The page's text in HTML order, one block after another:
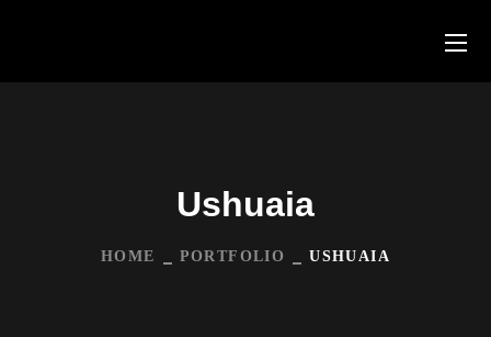
Ushuaia
HOME PORTFOLIO USHUAIA